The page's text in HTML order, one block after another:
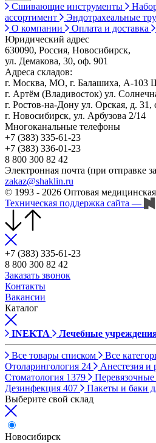
Сшивающие инструменты
ассортимент
Эндотрахеальные
О компании
Оплата и доставка
Юридический адрес
630090, Россия, Новосибирск,
ул. Демакова, 30, оф. 901
Адреса складов:
г. Москва, МО, г. Балашиха, А-103
г. Артём (Владивосток) ул.
г. Ростов-на-Дону ул. Орская, д. 31,
г. Новосибирск, ул. Арбузова 2/14
Многоканальные телефоны
+7 (383) 335-61-23
+7 (383) 336-01-23
8 800 300 82 42
Электронная почта (при отправке
zakaz@shaklin.ru
© 1993 - 2026 Оптовая
Техническая поддержка сайта —
+7 (383) 335-61-23
8 800 300 82 42
Заказать звонок
Контакты
Вакансии
Каталог
INEKTA Лечебные
Все товары списком Все
Отоларингология 24 Анестезия и
Стоматология 1379 Перевязочные
Дезинфекция 407 Пакеты и баки
Выберите свой склад
Новосибирск